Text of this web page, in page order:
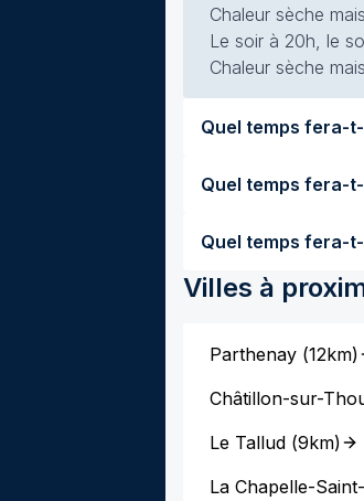
Chaleur sèche
Le soir à 20h, le
Chaleur sèche
Villes à
Parthenay (12km)
Châtillon-sur-
Le Tallud (9km)
La Chapelle-